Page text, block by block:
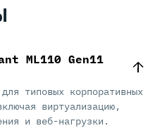
ML110 Gen11
типовых корпоративных
виртуализацию,
и веб-нагрузки.